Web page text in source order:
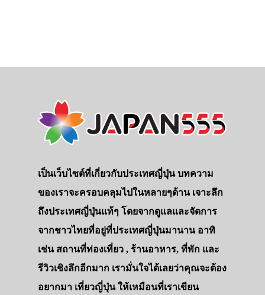
เป็นเว็บไซต์ที่เกี่ยวกับประเทศญี่ปุ่น บทความ
ของเราจะครอบคลุมไปในหลายๆด้าน เจาะลึก
ถึงประเทศญี่ปุ่นแท้ๆ โดยจากดูแลและจัดการ
จากชาวไทยที่อยู่ที่ประเทศญี่ปุ่นมานาน อาทิ
เช่น สถานที่ท่องเที่ยว , ร้านอาหาร, ที่พัก และ
รีวิวเชิงลึกอีกมาก เรามั่นใจได้เลยว่าคุณจะต้อง
อยากมา เที่ยวญี่ปุ่น ให้เหมือนที่เราเขียน